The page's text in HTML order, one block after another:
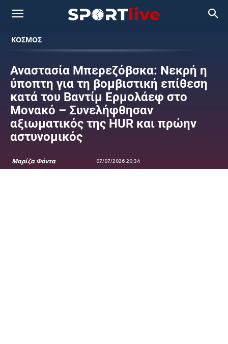
ΚΟΣΜΟΣ
Αναστασία Μπερεζόβσκα: Νεκρή η
ύποπτη για τη βομβιστική επίθεση
κατά του Βαντίμ Ερμολάεφ στο
Μονακό – Συνελήφθησαν
αξιωματικός της HUR και πρώην
αστυνομικός
Μαρίζα Φόντα 07/07/2026 20:34